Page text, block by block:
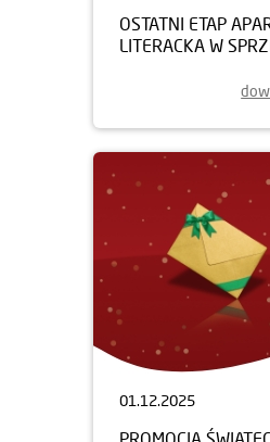
OSTATNI ETAP
LITERACKA W
01.12.2025